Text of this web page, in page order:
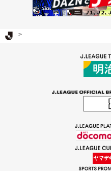
Ｊリーグ TOP